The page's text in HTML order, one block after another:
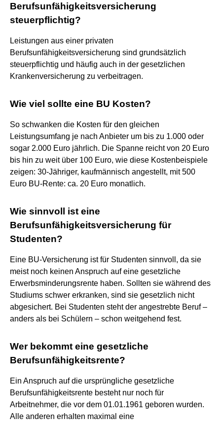
Berufsunfähigkeitsversicherung
steuerpflichtig?
Leistungen aus einer privaten
Berufsunfähigkeitsversicherung sind grundsätzlich
steuerpflichtig und häufig auch in der gesetzlichen
Krankenversicherung zu verbeitragen.
Wie viel sollte eine BU Kosten?
So schwanken die Kosten für den gleichen
Leistungsumfang je nach Anbieter um bis zu 1.000 oder
sogar 2.000 Euro jährlich. Die Spanne reicht von 20 Euro
bis hin zu weit über 100 Euro, wie diese Kostenbeispiele
zeigen: 30-Jähriger, kaufmännisch angestellt, mit 500
Euro BU-Rente: ca. 20 Euro monatlich.
Wie sinnvoll ist eine
Berufsunfähigkeitsversicherung für
Studenten?
Eine BU-Versicherung ist für Studenten sinnvoll, da sie
meist noch keinen Anspruch auf eine gesetzliche
Erwerbsminderungsrente haben. Sollten sie während des
Studiums schwer erkranken, sind sie gesetzlich nicht
abgesichert. Bei Studenten steht der angestrebte Beruf –
anders als bei Schülern – schon weitgehend fest.
Wer bekommt eine gesetzliche
Berufsunfähigkeitsrente?
Ein Anspruch auf die ursprüngliche gesetzliche
Berufsunfähigkeitsrente besteht nur noch für
Arbeitnehmer, die vor dem 01.01.1961 geboren wurden.
Alle anderen erhalten maximal eine